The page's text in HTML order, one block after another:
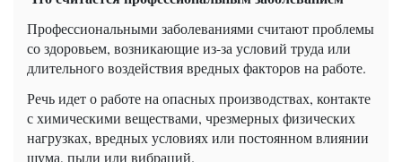
Профессиональными заболеваниями считают проблемы
со здоровьем, возникающие из-за условий труда или
длительного воздействия вредных факторов на работе.
Речь идет о работе на опасных производствах, контакте
с химическими веществами, чрезмерных физических
нагрузках, вредных условиях или постоянном влиянии
шума, пыли или вибраций.